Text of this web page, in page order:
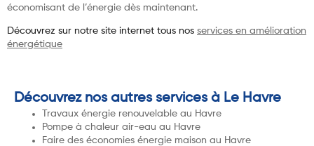
économisant de l’énergie dès maintenant.
Découvrez sur notre site internet tous nos services en amélioration
énergétique
Découvrez nos autres services à Le Havre
Travaux énergie renouvelable au Havre
Pompe à chaleur air-eau au Havre
Faire des économies énergie maison au Havre